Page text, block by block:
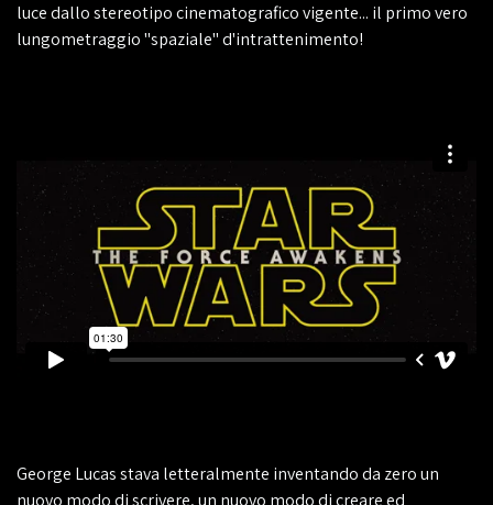
luce dallo stereotipo cinematografico vigente... il primo vero
lungometraggio "spaziale" d'intrattenimento!
George Lucas stava letteralmente inventando da zero un
nuovo modo di scrivere, un nuovo modo di creare ed